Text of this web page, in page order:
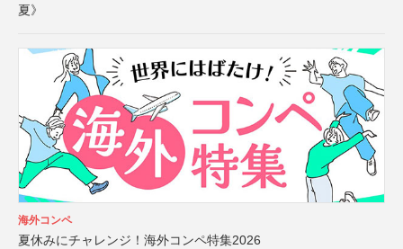
夏》
海外コンペ
夏休みにチャレンジ！海外コンペ特集2026